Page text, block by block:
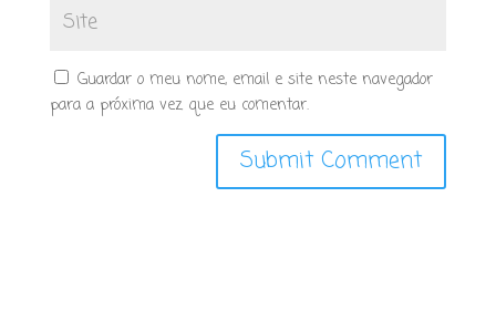
Guardar o meu nome, email e site neste navegador
para a próxima vez que eu comentar.